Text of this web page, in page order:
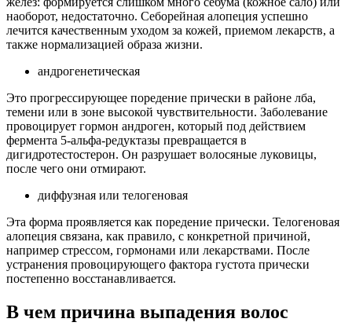
наоборот, недостаточно. Себорейная алопеция успешно
лечится качественным уходом за кожей, приемом лекарств, а
также нормализацией образа жизни.
андрогенетическая
Это прогрессирующее поредение прически в районе лба,
темени или в зоне высокой чувствительности. Заболевание
провоцирует гормон андроген, который под действием
фермента 5-альфа-редуктазы превращается в
дигидротестостерон. Он разрушает волосяные луковицы,
после чего они отмирают.
диффузная или телогеновая
Эта форма проявляется как поредение прически. Телогеновая
алопеция связана, как правило, с конкретной причиной,
например стрессом, гормонами или лекарствами. После
устранения провоцирующего фактора густота прически
постепенно восстанавливается.
В чем причина выпадения волос